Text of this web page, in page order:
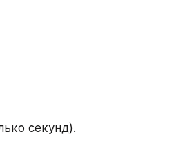
секунд).